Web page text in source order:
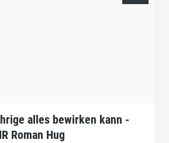
alles bewirken kann -
Roman Hug